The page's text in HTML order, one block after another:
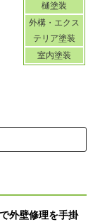
樋塗装
外構・エクス
テリア塗装
室内塗装
外壁修理を手掛